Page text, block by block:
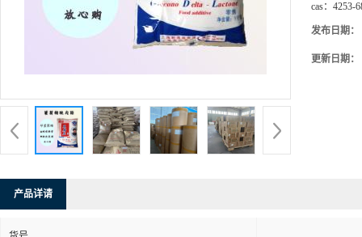
cas： 4253-
发布日期：
更新日期：
产品详请